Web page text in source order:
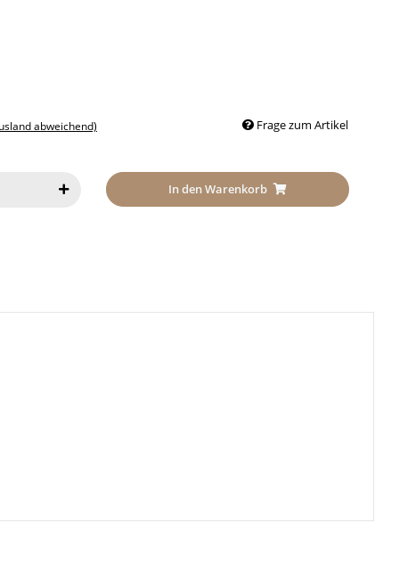
abweichend) Frage zum Artikel
In den Warenkorb